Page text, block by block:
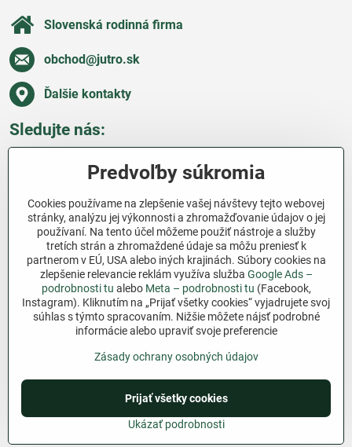
Slovenská rodinná firma
obchod​@jutro​.sk
Ďalšie kontakty
Sledujte nás:
Všetko o nákupe
Ďakujeme za podporu
Sme slovenský e-shop bez dotácií​. Fungujeme len
vďaka vám – ľuďom, ktorí veria v poctivú prácu a
lásku k pôde​. Každý nákup na Jutro​.sk nám pomáha
pokračovať v tom, čo má zmysel – pomáhať
záhradkárom zadarmo a srdcom​.
©2026Copyright
Predvoľby súkromiaZásady ochrany osobných údajov
Podmienky používania
Vytvorené pomocou:BiznisWeb.sk
Predvoľby súkromia
Cookies používame na zlepšenie vašej návštevy tejto webovej
stránky, analýzu jej výkonnosti a zhromažďovanie údajov o jej
používaní. Na tento účel môžeme použiť nástroje a služby
tretích strán a zhromaždené údaje sa môžu preniesť k
partnerom v EÚ, USA alebo iných krajinách. Súbory cookies na
zlepšenie relevancie reklám využíva služba Google Ads –
podrobnosti tu alebo Meta – podrobnosti tu (Facebook,
Instagram). Kliknutím na „Prijať všetky cookies“ vyjadrujete svoj
súhlas s týmto spracovaním. Nižšie môžete nájsť podrobné
informácie alebo upraviť svoje preferencie
Zásady ochrany osobných údajov
Ukázať podrobnosti
Prijať všetky cookies